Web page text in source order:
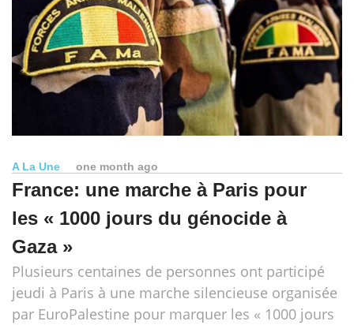
A La Une one month ago
France: une marche à Paris pour
les « 1000 jours du génocide à
Gaza »
Plusieurs centaines de personnes ont participé
jeudi à Paris à une marche silencieuse organisée
par EuroPalestine pour marquer les « 1000 jours